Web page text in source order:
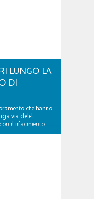
LUNGO LA
DI
che hanno
via delel
il rifacimento